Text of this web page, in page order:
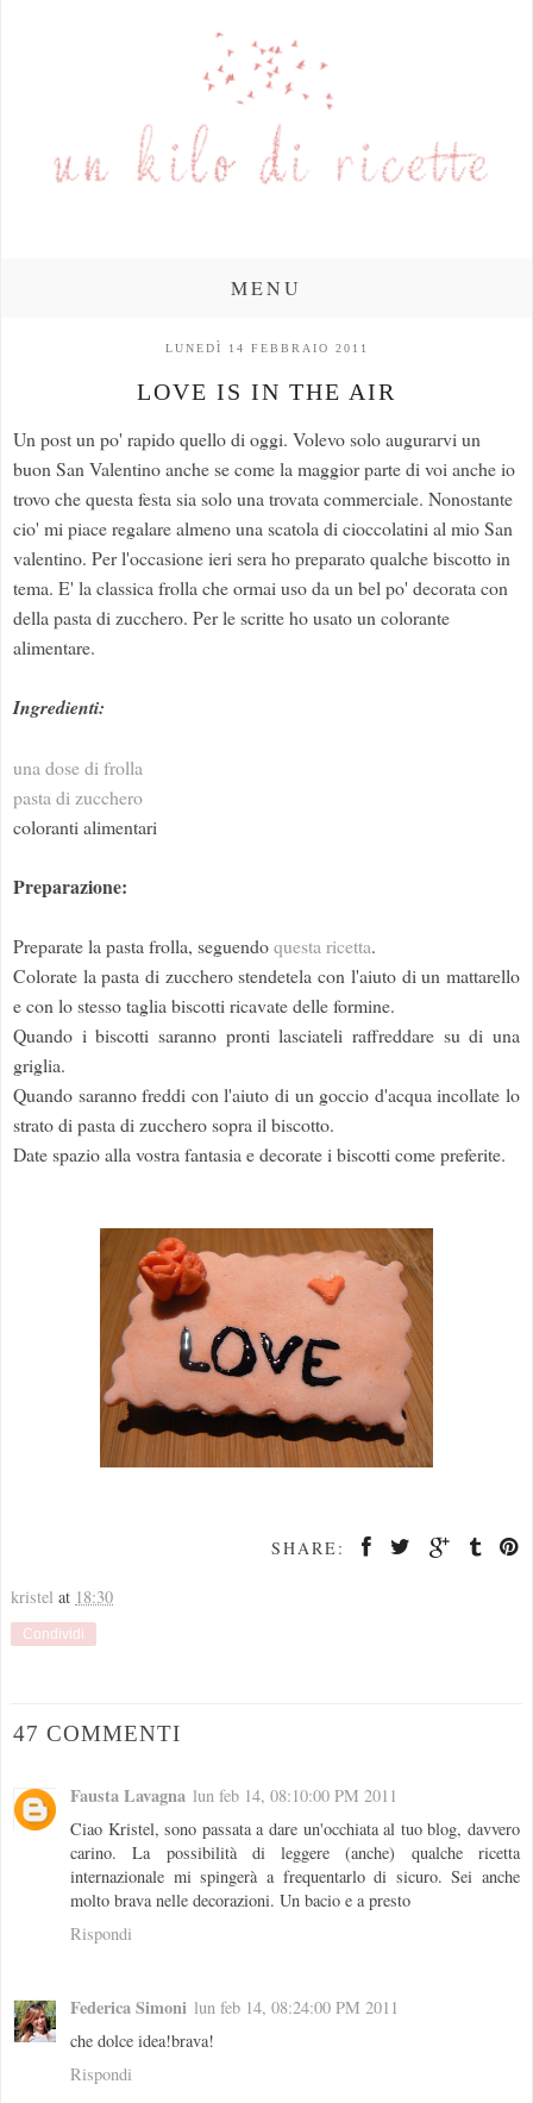
MENU
LUNEDÌ 14 FEBBRAIO 2011
LOVE IS IN THE AIR
Un post un po' rapido quello di oggi. Volevo solo augurarvi un
buon San Valentino anche se come la maggior parte di voi anche io
trovo che questa festa sia solo una trovata commerciale. Nonostante
cio' mi piace regalare almeno una scatola di cioccolatini al mio San
valentino. Per l'occasione ieri sera ho preparato qualche biscotto in
tema. E' la classica frolla che ormai uso da un bel po' decorata con
della pasta di zucchero. Per le scritte ho usato un colorante
alimentare.
Ingredienti:
una dose di frolla
pasta di zucchero
coloranti alimentari
Preparazione:
Preparate la pasta frolla, seguendoquesta ricetta.
Colorate la pasta di zucchero stendetela con l'aiuto di un mattarello
e con lo stesso taglia biscotti ricavate delle formine.
Quando i biscotti saranno pronti lasciateli raffreddare su di una
griglia.
Quando saranno freddi con l'aiuto di un goccio d'acqua incollate lo
strato di pasta di zucchero sopra il biscotto.
Date spazio alla vostra fantasia e decorate i biscotti come preferite.
SHARE:
kristel at 18:30
Condividi
47 COMMENTI
Fausta Lavagna lun feb 14, 08:10:00 PM 2011
Ciao Kristel, sono passata a dare un'occhiata al tuo blog, davvero
carino. La possibilità di leggere (anche) qualche ricetta
internazionale mi spingerà a frequentarlo di sicuro. Sei anche
molto brava nelle decorazioni. Un bacio e a presto
Rispondi
Federica Simoni lun feb 14, 08:24:00 PM 2011
che dolce idea!brava!
Rispondi